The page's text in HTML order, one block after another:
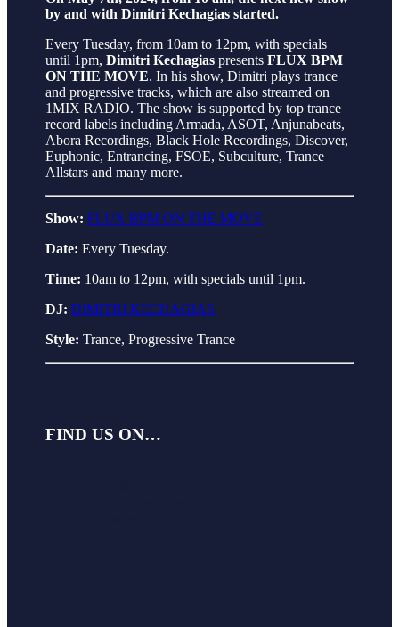
by and with Dimitri Kechagias started.
Every Tuesday, from 10am to 12pm, with specials
until 1pm,Dimitri Kechagias presentsFLUX BPM
ON THE MOVE. In his show, Dimitri plays trance
and progressive tracks, which are also streamed on
1MIX RADIO. The show is supported by top trance
record labels including Armada, ASOT, Anjunabeats,
Abora Recordings, Black Hole Recordings, Discover,
Euphonic, Entrancing, FSOE, Subculture, Trance
Allstars and many more.
Show: FLUX BPM ON THE MOVE
Date: Every Tuesday.
Time: 10am to 12pm, with specials until 1pm.
DJ: DIMITRI KECHAGIAS
Style: Trance, Progressive Trance
FIND US ON…